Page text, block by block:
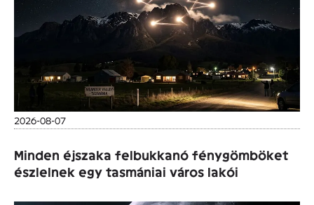
2026-08-07
Minden éjszaka felbukkanó fénygömböket
észlelnek egy tasmániai város lakói